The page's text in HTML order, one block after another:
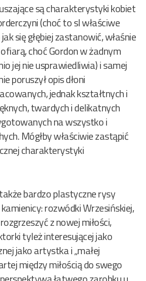
są charakterystyki kobiet
(choć to sl właściwe
się głębiej zastanowić, właśnie
choć Gordon w żadnym
jej nie usprawiedliwia) i samej
poruszył opis dłoni
jednak kształtnych i
twardych i delikatnych
na wszystko i
Mógłby właściwie zastąpić
charakterystyki
bardzo plastyczne rysy
rozwódki Wrzesińskiej,
z nowej miłości,
tyleż interesującej jako
jako artystka i „małej
między miłością do swego